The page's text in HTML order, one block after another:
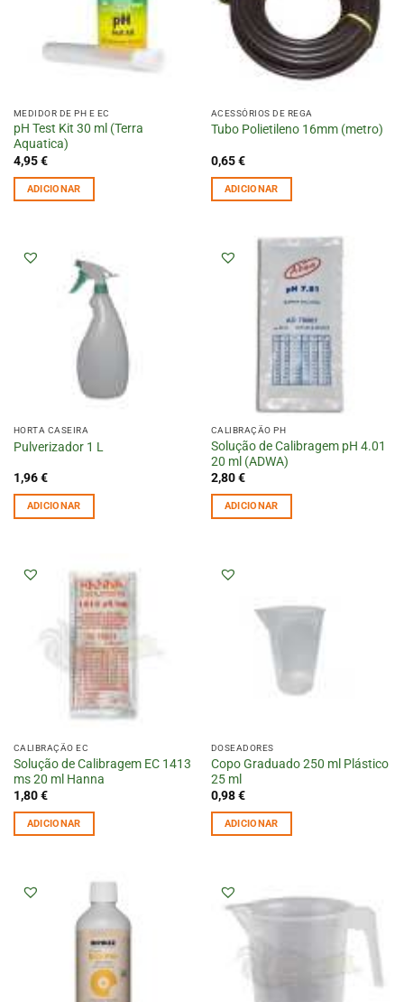
MEDIDOR DE PH E EC
pH Test Kit 30 ml (Terra
Aquatica)
4,95€
ADICIONAR
ACESSÓRIOS DE REGA
Tubo Polietileno 16mm (metro)
0,65€
ADICIONAR
HORTA CASEIRA
Pulverizador 1 L
1,96€
ADICIONAR
CALIBRAÇÃO PH
Solução de Calibragem pH 4.01
20 ml (ADWA)
2,80€
ADICIONAR
CALIBRAÇÃO EC
Solução de Calibragem EC 1413
ms 20 ml Hanna
1,80€
ADICIONAR
DOSEADORES
Copo Graduado 250 ml Plástico
25 ml
0,98€
ADICIONAR